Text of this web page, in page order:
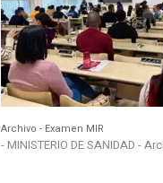
Archivo - Examen MIR
- MINISTERIO DE SANIDAD -